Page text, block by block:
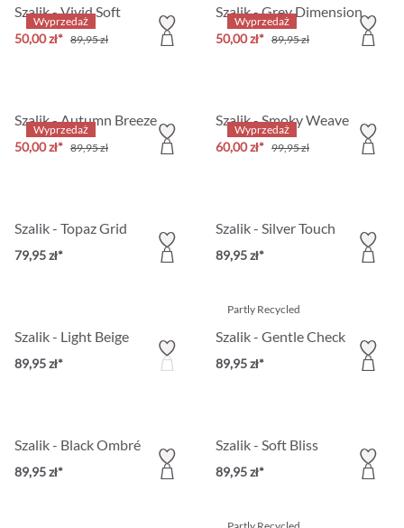
Wyprzedaż
Szalik - Vivid Soft
50,00 zł* 89,95 zł
Wyprzedaż
Szalik - Grey Dimension
50,00 zł* 89,95 zł
Wyprzedaż
Szalik - Autumn Breeze
50,00 zł* 89,95 zł
Wyprzedaż
Szalik - Smoky Weave
60,00 zł* 99,95 zł
Szalik - Topaz Grid
79,95 zł*
Szalik - Silver Touch
89,95 zł*
Szalik - Light Beige
89,95 zł*
Partly Recycled
Szalik - Gentle Check
89,95 zł*
Szalik - Black Ombré
89,95 zł*
Szalik - Soft Bliss
89,95 zł*